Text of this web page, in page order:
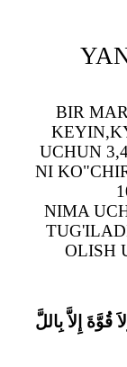
BIR
UCHUN
NI
NIMA
OLISH
قُوَّةَ إِلاَّ بِاللَّ